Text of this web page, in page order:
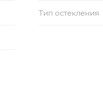
Тип остекления